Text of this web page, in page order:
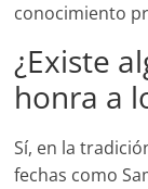
conocimiento
¿Existe
honra a
Sí, en la
fechas como